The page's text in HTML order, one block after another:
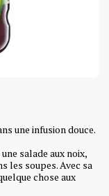
une infusion douce.
salade aux noix,
les soupes. Avec sa
chose aux